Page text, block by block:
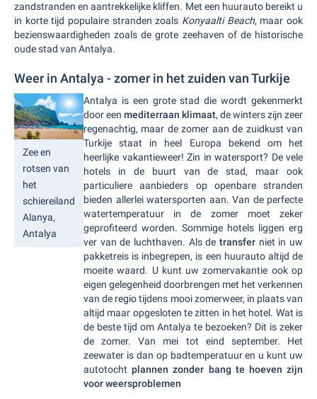
zandstranden en aantrekkelijke kliffen. Met een huurauto bereikt u
in korte tijd populaire stranden zoals Konyaalti Beach, maar ook
bezienswaardigheden zoals de grote zeehaven of de historische
oude stad van Antalya.
Weer in Antalya - zomer in het zuiden van Turkije
Zee en
rotsen van
het
schiereiland
Alanya,
Antalya
Antalya is een grote stad die wordt gekenmerkt
door een mediterraan klimaat, de winters zijn zeer
regenachtig, maar de zomer aan de zuidkust van
Turkije staat in heel Europa bekend om het
heerlijke vakantieweer! Zin in watersport? De vele
hotels in de buurt van de stad, maar ook
particuliere aanbieders op openbare stranden
bieden allerlei watersporten aan. Van de perfecte
watertemperatuur in de zomer moet zeker
geprofiteerd worden. Sommige hotels liggen erg
ver van de luchthaven. Als de transfer niet in uw
pakketreis is inbegrepen, is een huurauto altijd de
moeite waard. U kunt uw zomervakantie ook op
eigen gelegenheid doorbrengen met het verkennen
van de regio tijdens mooi zomerweer, in plaats van
altijd maar opgesloten te zitten in het hotel. Wat is
de beste tijd om Antalya te bezoeken? Dit is zeker
de zomer. Van mei tot eind september. Het
zeewater is dan op badtemperatuur en u kunt uw
autotochtplannen zonder bang te hoeven zijn
voor weersproblemen